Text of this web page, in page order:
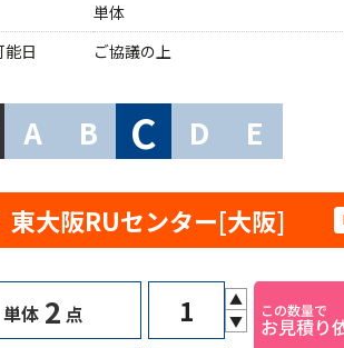
単体
能日
ご協議の上
A B C D E
東大阪RUセンター[大阪]
単体 2 点
▲
▼